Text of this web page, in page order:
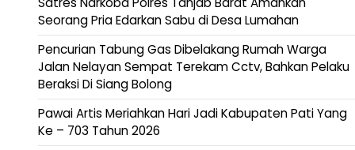
Seorang Pria Edarkan Sabu di Desa Lumahan
Pencurian Tabung Gas Dibelakang Rumah Warga
Jalan Nelayan Sempat Terekam Cctv, Bahkan Pelaku
Beraksi Di Siang Bolong
Pawai Artis Meriahkan Hari Jadi Kabupaten Pati Yang
Ke – 703 Tahun 2026